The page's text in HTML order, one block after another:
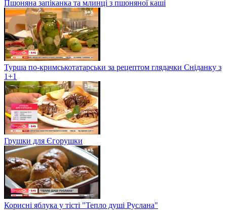
Пшоняна запіканка та млинці з пшоняної каші
Турша по-кримськотатарськи за рецептом глядачки Сніданку з
1+1
Грушки для Єгорушки
Корисні яблука у тісті "Тепло душі Руслана"